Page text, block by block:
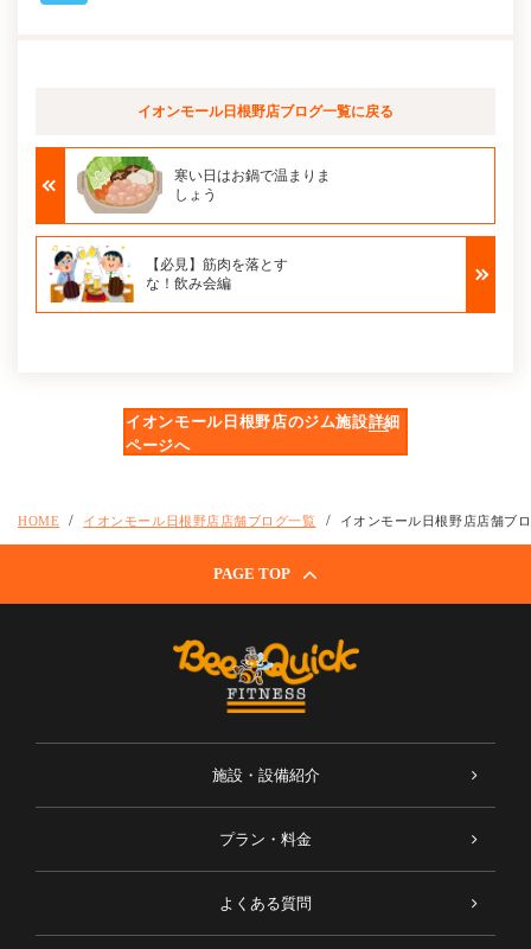
イオンモール日根野店ブログ一覧に戻る
寒い日はお鍋で温まりま
しょう
【必見】筋肉を落とす
な！飲み会編
イオンモール日根野店のジム施設詳細
ページへ
HOME イオンモール日根野店店舗ブログ一覧 イオンモール日根野店店舗ブ
PAGE TOP
施設・設備紹介
プラン・料金
よくある質問